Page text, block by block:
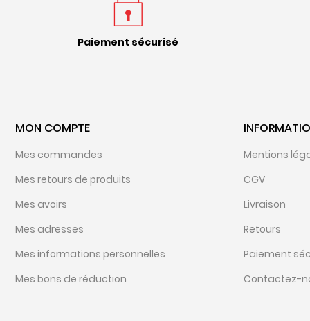
Paiement sécurisé
MON COMPTE
Mes commandes
Mes retours de produits
Mes avoirs
Mes adresses
Mes informations personnelles
Mes bons de réduction
Mentions
CGV
Livraison
Retours
Paiement
Contactez-